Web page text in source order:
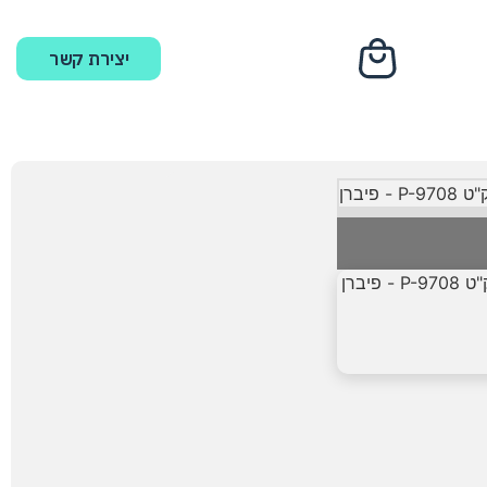
יצירת קשר